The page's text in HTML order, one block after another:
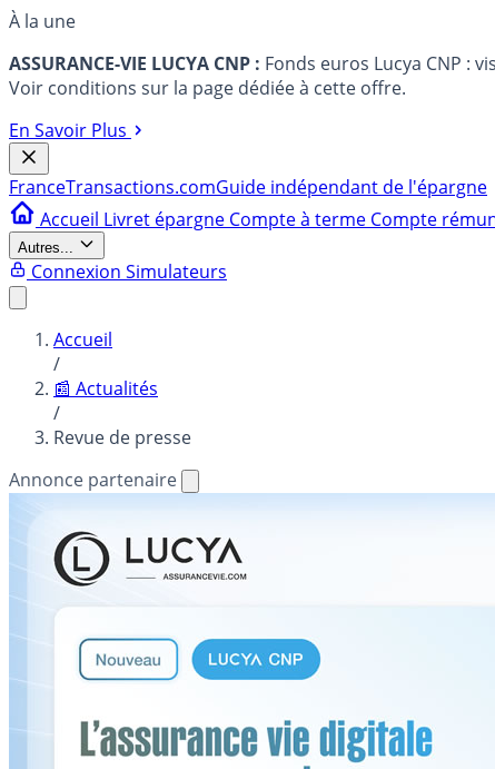
À la une
ASSURANCE-VIE LUCYA CNP : Fonds euros Lucya CNP :
Voir conditions sur la page dédiée à cette offre.
En Savoir Plus
FranceTransactions.comGuide indépendant de l'épargne
Accueil Livret épargne Compte à terme Compte
Autres...
Connexion Simulateurs
Accueil
/
📰 Actualités
/
Revue de presse
Annonce partenaire